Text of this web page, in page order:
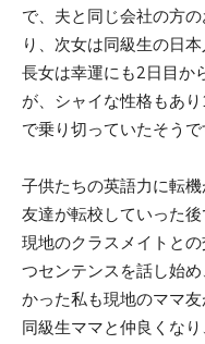
で、夫と同じ会社の方
り、次女は同級生の日
長女は幸運にも2日目か
が、シャイな性格もあ
で乗り切っていたそうで
子供たちの英語力に転
友達が転校していった後
現地のクラスメイトと
つセンテンスを話し始
かった私も現地のママ
同級生ママと仲良くな